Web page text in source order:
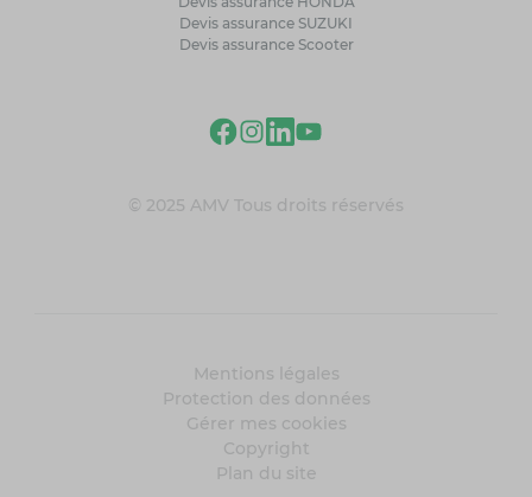
Devis assurance SUZUKI
Devis assurance Scooter
© 2025 AMV Tous droits réservés
Mentions légales
Protection des données
Gérer mes cookies
Copyright
Plan du site